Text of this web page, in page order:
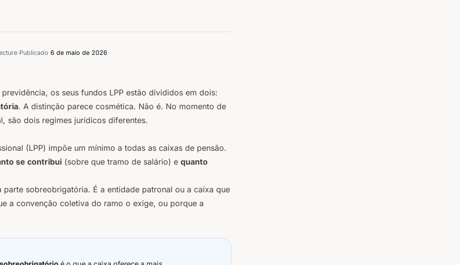
Publicado 6 de maio de 2026
os seus fundos LPP estão divididos em dois:
. A distinção parece cosmética. Não é. No momento de
são dois regimes jurídicos diferentes.
(LPP) impõe um mínimo a todas as caixas de pensão.
se contribui (sobre que tramo de salário) e quanto
parte sobreobrigatória. É a entidade patronal ou a caixa que
a convenção coletiva do ramo o exige, ou porque a